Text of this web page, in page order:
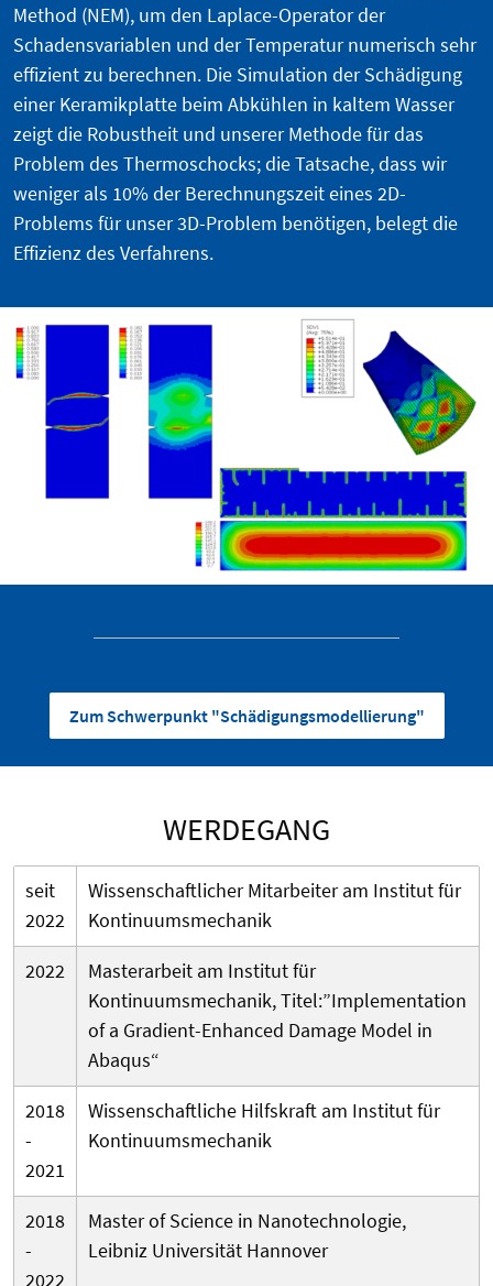
Method (NEM), um den Laplace-Operator der
Schadensvariablen und der Temperatur numerisch sehr
effizient zu berechnen. Die Simulation der Schädigung
einer Keramikplatte beim Abkühlen in kaltem Wasser
zeigt die Robustheit und unserer Methode für das
Problem des Thermoschocks; die Tatsache, dass wir
weniger als 10% der Berechnungszeit eines 2D-
Problems für unser 3D-Problem benötigen, belegt die
Effizienz des Verfahrens.
Zum Schwerpunkt "Schädigungsmodellierung"
WERDEGANG
seit
2022
Wissenschaftlicher Mitarbeiter am Institut für
Kontinuumsmechanik
2022
Masterarbeit am Institut für
Kontinuumsmechanik, Titel:”Implementation
of a Gradient-Enhanced Damage Model in
Abaqus“
2018
-
2021
Wissenschaftliche Hilfskraft am Institut für
Kontinuumsmechanik
2018
-
2022
Master of Science in Nanotechnologie,
Leibniz Universität Hannover